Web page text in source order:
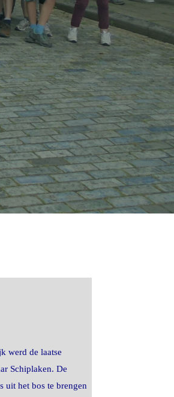
werd de laatse
Schiplaken. De
uit het bos te brengen